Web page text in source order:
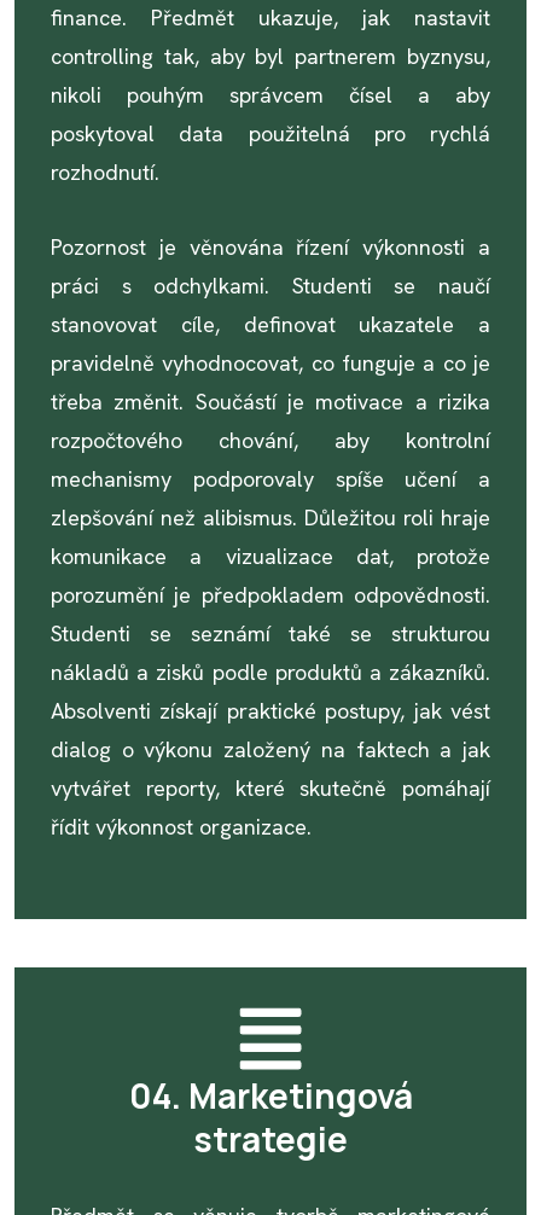
finance. Předmět ukazuje, jak nastavit
controlling tak, aby byl partnerem byznysu,
nikoli pouhým správcem čísel a aby
poskytoval data použitelná pro rychlá
rozhodnutí.
Pozornost je věnována řízení výkonnosti a
práci s odchylkami. Studenti se naučí
stanovovat cíle, definovat ukazatele a
pravidelně vyhodnocovat, co funguje a co je
třeba změnit. Součástí je motivace a rizika
rozpočtového chování, aby kontrolní
mechanismy podporovaly spíše učení a
zlepšování než alibismus. Důležitou roli hraje
komunikace a vizualizace dat, protože
porozumění je předpokladem odpovědnosti.
Studenti se seznámí také se strukturou
nákladů a zisků podle produktů a zákazníků.
Absolventi získají praktické postupy, jak vést
dialog o výkonu založený na faktech a jak
vytvářet reporty, které skutečně pomáhají
řídit výkonnost organizace.
04. Marketingová
strategie